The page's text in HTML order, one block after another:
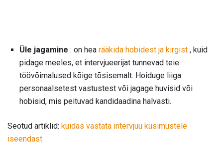
Üle jagamine : on hea rääkida hobidest ja kirgist , kuid
pidage meeles, et intervjueerijat tunnevad teie
töövõimalused kõige tõsisemalt. Hoiduge liiga
personaalsetest vastustest või jagage huvisid või
hobisid, mis peituvad kandidaadina halvasti.
Seotud artiklid: kuidas vastata intervjuu küsimustele
iseendast